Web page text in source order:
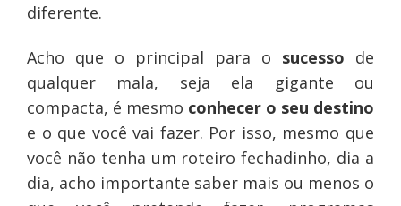
diferente.
Acho que o principal para o sucesso de
qualquer mala, seja ela gigante ou
compacta, é mesmo conhecer o seu destino
e o que você vai fazer. Por isso, mesmo que
você não tenha um roteiro fechadinho, dia a
dia, acho importante saber mais ou menos o